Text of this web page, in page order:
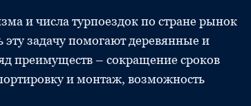
и числа турпоездок по стране рынок
эту задачу помогают деревянные и
преимуществ – сокращение сроков
и монтаж, возможность